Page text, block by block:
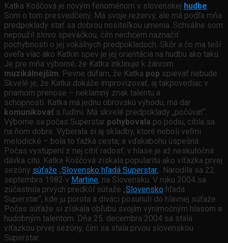
Katka Koščová je novým fenoménom v slovenskej hudbe.
Som o tom presvedčený. Má svoje rezervy, ale má podľa mňa
predpoklady stať sa dobrou nositeľkou umenia. Schválne som
nepoužil slovo speváčkou, čím nechcem naznačiť
pochybnosti o jej vokálnych predpokladoch. Skôr a čo ma teší
oveľa viac ako Katkin spev je jej orientácia na hudbu ako takú.
Je pre mňa výborné, že Katka inklinuje k žánrom
muzikálnejším. Pevne dúfam, že Katka pop spievať nebude.
Skvelé je, že Katka dokáže improvizovať, aj takpovediac v
priamom prenose – neklamný znak talentu a
schopnosti. Katka má jednu obrovskú výhodu, má dar
komunikovaťs ľuďmi. Má skvelé predpoklady „počúvať“.
Výborne sa počas Superstar pohybovala po pódiu, cítila sa
na ňom dobre. Vyberala si aj skladby, ktoré neboli veľmi
melodické – bola to ťažká cesta, a vďakabohu úspešná.
Počas vystúpení z nej cítiť radosť, v hlase je až neskutočná
dávka citu. Katka Koščová získala popularitu ako víťazka prvej
sezóny súťaže „Slovensko hľadá Superstar„. Narodila sa 22.
septembra 1982 v Martine, na Slovensku. V roku 2004 sa
zúčastnila prvých predkôl súťaže „Slovensko hľadá
Superstar“, kde ju porota a diváci posunuli do hlavnej súťaže.
Počas súťaže si získala obľubu svojím výnimočným hlasom a
hudobným talentom. Dňa 25. decembra 2004 sa stala
víťazkou prvej sezóny, čím sa stala prvou slovenskou
Superstar.